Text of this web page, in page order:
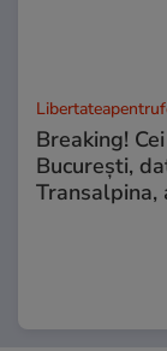
Breaking!
București,